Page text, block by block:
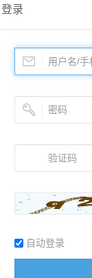
登录
自动登录